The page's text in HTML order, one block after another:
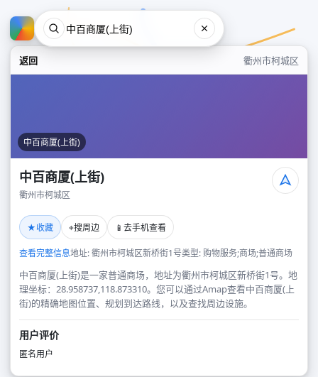
返回 衢州市柯城区
中百商厦(上街)
中百商厦(上街)
衢州市柯城区
★收藏 ⌖搜周边 📱 去手机查看
查看完整信息地址: 衢州市柯城区新桥街1号类型: 购物服务;商场;普通商场
中百商厦(上街)是一家普通商场，地址为衢州市柯城区新桥街1号。地
理坐标：28.958737,118.873310。您可以通过Amap查看中百商厦(上
街)的精确地图位置、规划到达路线，以及查找周边设施。
用户评价
匿名用户